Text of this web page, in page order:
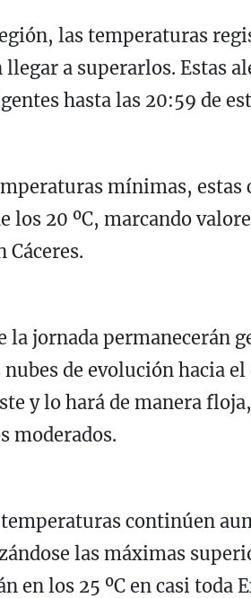
las temperaturas
llegar a superarlos. Estas
hasta las 20:59 de
mínimas, estas
los 20 ºC, marcando
Cáceres.
la jornada permanecerán
de evolución hacia
y lo hará de manera
moderados.
temperaturas continúen
las máximas
en los 25 ºC en casi toda